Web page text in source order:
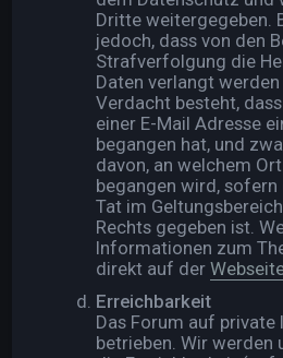
Dritte weitergegeben.
jedoch, dass von den
Strafverfolgung die
Daten verlangt
Verdacht besteht,
einer E-Mail Adresse
begangen hat, und
davon, an welchem
begangen wird,
Tat im
Rechts gegeben ist.
Informationen zum
direkt auf der
Erreichbarkeit
Das Forum auf private
betrieben. Wir werden